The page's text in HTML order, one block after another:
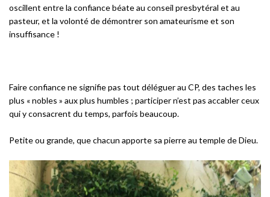
oscillent entre la confiance béate au conseil presbytéral et au
pasteur, et la volonté de démontrer son amateurisme et son
insuffisance !
Faire confiance ne signifie pas tout déléguer au CP, des taches les
plus « nobles » aux plus humbles ; participer n’est pas accabler ceux
qui y consacrent du temps, parfois beaucoup.
Petite ou grande, que chacun apporte sa pierre au temple de Dieu.